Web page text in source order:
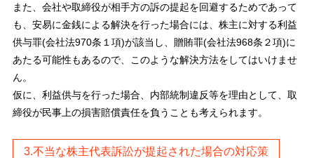
また、会社や取締役が相手方の訴の提起を回避するためであって
も、安易に金銭による解決を行った場合には、株主に対する利益
供与罪(会社法970条１項)が該当し、贈賄罪(会社法968条２項)に
あたる可能性もあるので、このような解決方法をしてはいけませ
ん。
仮に、利益供与を行った場合、内部統制違反等を理由として、取
締役が民事上の損害賠償責任を負うことも考えられます。
3.不当な株主代表訴訟が提起された場合の対応策